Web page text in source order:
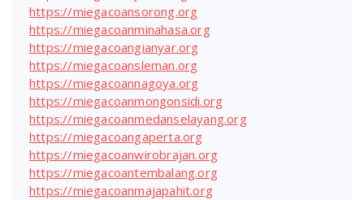
https://miegacoansorong.org
https://miegacoanminahasa.org
https://miegacoangianyar.org
https://miegacoansleman.org
https://miegacoannagoya.org
https://miegacoanmongonsidi.org
https://miegacoanmedanselayang.org
https://miegacoangaperta.org
https://miegacoanwirobrajan.org
https://miegacoantembalang.org
https://miegacoanmajapahit.org